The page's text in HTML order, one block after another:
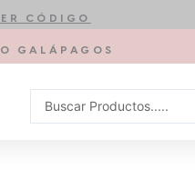
CÓDIGO
GALÁPAGOS
Search
...